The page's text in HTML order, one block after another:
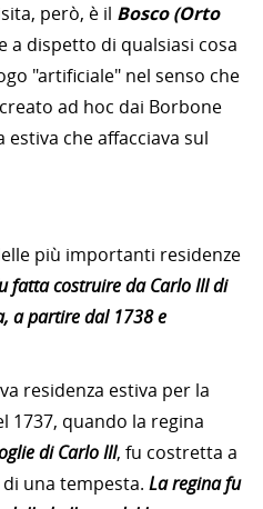
però, è il Bosco (Orto
a dispetto di qualsiasi cosa
"artificiale" nel senso che
ad hoc dai Borbone
che affacciava sul
più importanti residenze
fatta costruire da Carlo III di
a partire dal 1738 e
residenza estiva per la
1737, quando la regina
di Carlo III, fu costretta a
una tempesta. La regina fu